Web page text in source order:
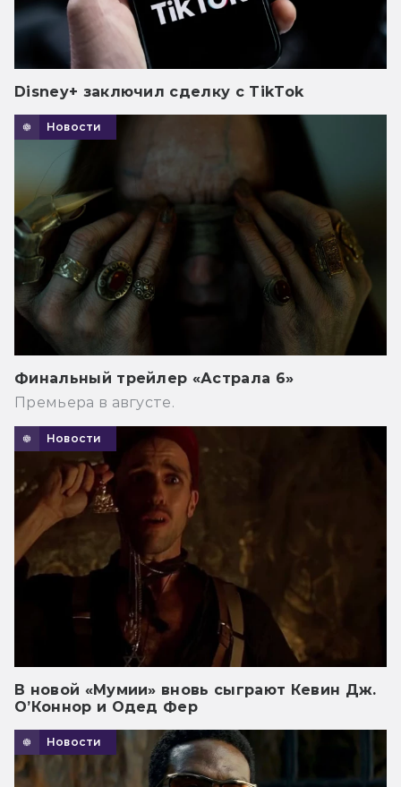
Disney+ заключил сделку с TikTok
Новости
Финальный трейлер «Астрала 6»
Премьера в августе.
Новости
В новой «Мумии» вновь сыграют Кевин Дж.
О’Коннор и Одед Фер
Новости